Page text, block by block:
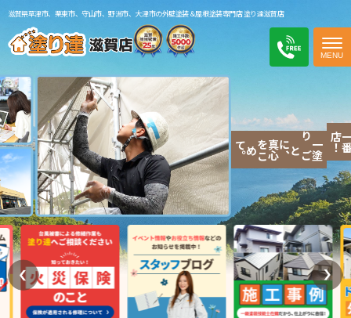
滋賀県草津市、栗東市、守山市、野洲市、大津市の外壁塗装＆屋根塗装専門店 塗り達滋賀店
！
一
塗
り
ご
と に
、
真
心
を
こ
め て
。